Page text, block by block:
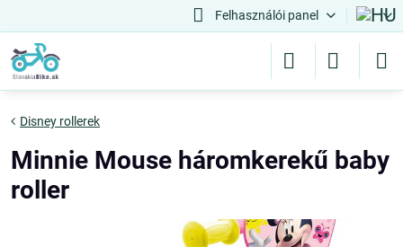
Felhasználói panel
Disney rollerek
Minnie Mouse háromkerekű baby
roller